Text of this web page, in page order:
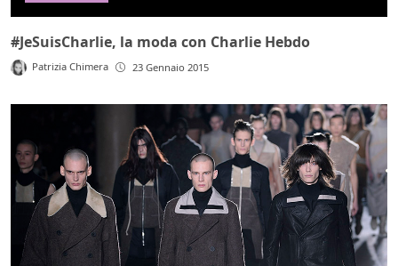
#JeSuisCharlie, la moda con Charlie Hebdo
Patrizia Chimera 23 Gennaio 2015